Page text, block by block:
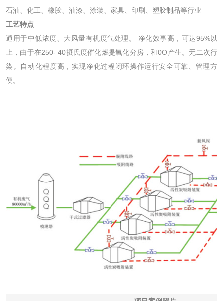
石油、化工、橡胶、油漆、涂装、家具、印刷、塑胶制品等行业
工艺特点
通用于中低浓度、大风量有机度气处理。 净化效事高，可达95%以
上，由于在250- 40摄氏度催化燃提氧化分房，和0O产生。无二次行
染。自动化程度高，实现净化过程闭环操作运行安全可靠、管理方
便。